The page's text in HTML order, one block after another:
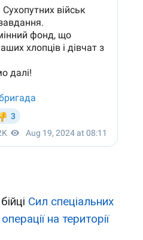
Сил спеціальних
на території